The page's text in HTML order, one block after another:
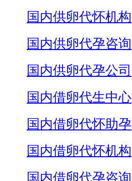
国内供卵代怀机构
国内供卵代孕咨询
国内供卵代孕公司
国内借卵代生中心
国内借卵代怀助孕
国内借卵代怀机构
国内借卵代孕咨询